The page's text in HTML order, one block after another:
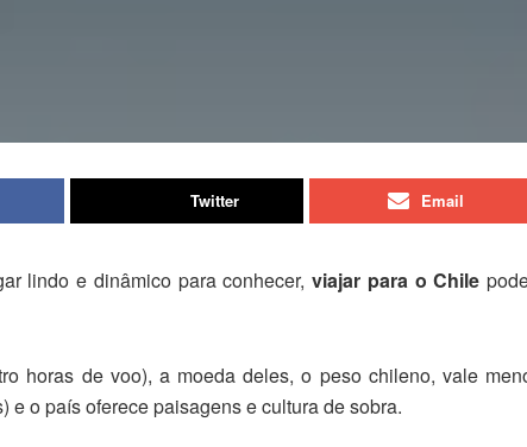
Twitter Email
lindo e dinâmico para conhecer,viajar para o Chile
horas de voo), a moeda deles, o peso chileno, vale
e o país oferece paisagens e cultura de sobra.